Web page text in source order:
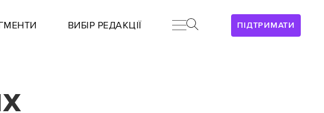
ПІДТРИМАТИ
ВИБІР РЕДАКЦІЇ